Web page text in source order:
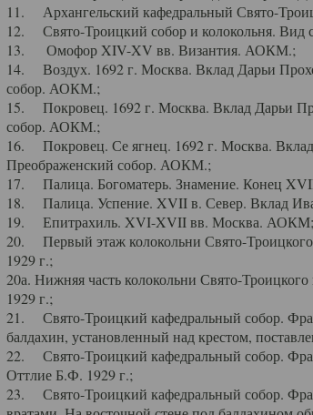
11. Архангельский кафедральный Свято-
12. Свято-Троицкий собор и колокольня. Вид с
13. Омофор XIV-XV вв. Византия. АОКМ.;
14. Воздух. 1692 г. Москва. Вклад Дарьи
собор. АОКМ.;
15. Покровец. 1692 г. Москва. Вклад Дарьи
собор. АОКМ.;
16. Покровец. Се ягнец. 1692 г. Москва.
Преображенский собор. АОКМ.;
17. Палица. Богоматерь. Знамение. Конец
18. Палица. Успение. XVII в. Север. Вклад
19. Епитрахиль. XVI-XVII вв. Москва. АОКМ;
20. Первый этаж колокольни Свято-
1929 г.;
20а. Нижняя часть колокольни Свято-
1929 г.;
21. Свято-Троицкий кафедральный собор.
балдахин, установленный над крестом,
22. Свято-Троицкий кафедральный собор.
Оттлие Б.Ф. 1929 г.;
23. Свято-Троицкий кафедральный собор.